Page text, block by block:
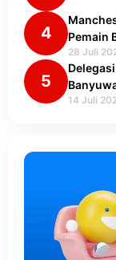
4
Pemain
28 Juli
5
14 Juli